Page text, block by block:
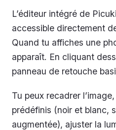
L’éditeur intégré de
accessible directement
Quand tu affiches une
apparaît. En cliquant
panneau de retouche
Tu peux recadrer
prédéfinis (noir et blanc,
augmentée), ajuster la